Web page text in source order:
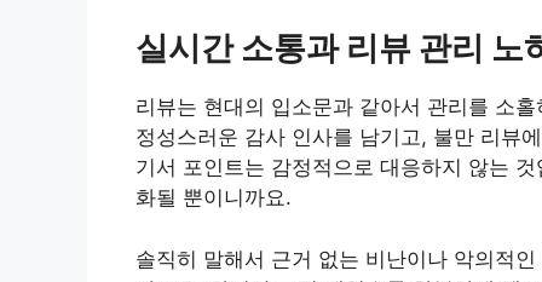
실시간 소통과 리뷰 관리 노
리뷰는 현대의 입소문과 같아서 관리를 소
정성스러운 감사 인사를 남기고, 불만 리뷰
기서 포인트는 감정적으로 대응하지 않는
화될 뿐이니까요.
솔직히 말해서 근거 없는 비난이나 악의적